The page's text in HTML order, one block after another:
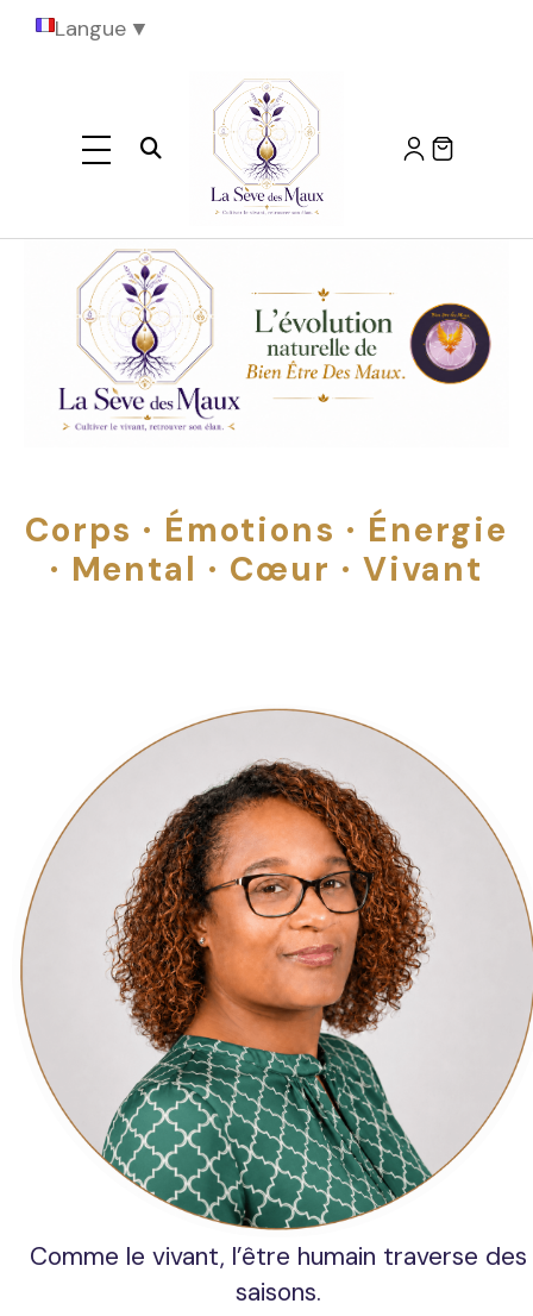
Ouvrir la recherche
Corps · Émotions · Énergie
· Mental · Cœur · Vivant
Comme le vivant, l’être humain traverse des
saisons.
Langue ▼